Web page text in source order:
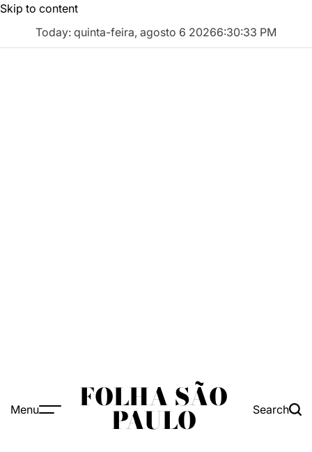
Skip to content
Today: quinta-feira, agosto 6 20266:30:34 PM
Menu FOLHA SÃO
PAULO Search